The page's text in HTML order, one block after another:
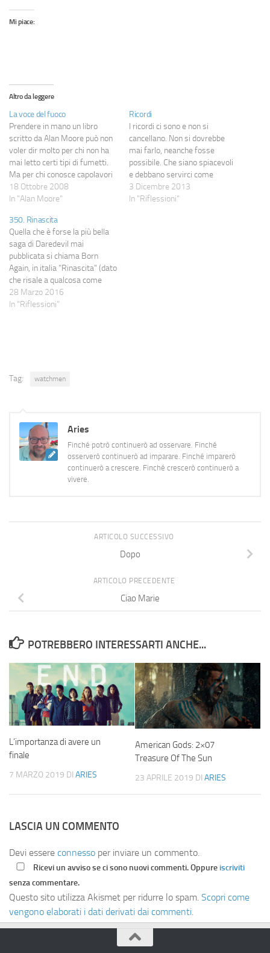
Mi piace:
Altro da leggere
La voce del fuoco
Prendere in mano un libro
scritto da Alan Moore può non
voler dir molto per chi non ha
mai letto certi tipi di fumetti.
Ma per chi conosce capolavori
(sì, VERI capolavori) come "V
for Vendetta" e "Watchmen"
romanzo dell'autore/sciamano
con un misto di…
18 Ottobre 2008
In "Alan Moore"
Ricordi
I ricordi ci sono e non si
cancellano. Non si dovrebbe
mai farlo, neanche fosse
possibile. Che siano spiacevoli
e debbano servirci come
lezione o che siano dolci e
fungano da archivio di gioie. E
3 Dicembre 2013
In "Riflessioni"
350. Rinascita
Quella che è forse la più bella
saga di Daredevil mai
pubblicata si chiama Born
Again, in italia "Rinascita" (dato
che risale a qualcosa come
trent'anni fa non mi
preoccuperò di eventuali
28 Marzo 2016
In "Riflessioni"
Tag: watchmen
Aries
Finché potrò continuerò ad osservare. Finché
osserverò continuerò ad imparare. Finché imparerò
continuerò a crescere. Finché crescerò continuerò a
vivere.
ARTICOLO SUCCESSIVO
Dopo
ARTICOLO PRECEDENTE
Ciao Marie
POTREBBERO INTERESSARTI ANCHE...
L’importanza di avere un
finale
7 MARZO 2019 DI ARIES
American Gods: 2×07
Treasure Of The Sun
23 APRILE 2019 DI ARIES
LASCIA UN COMMENTO
Devi essere connesso per inviare un commento.
Ricevi un avviso se ci sono nuovi commenti. Oppure iscriviti
senza commentare.
Questo sito utilizza Akismet per ridurre lo spam. Scopri come
vengono elaborati i dati derivati dai commenti.